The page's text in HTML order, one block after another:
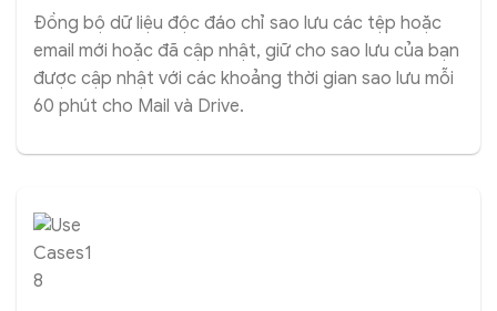
Đồng bộ dữ liệu độc đáo chỉ sao lưu các tệp hoặc
email mới hoặc đã cập nhật, giữ cho sao lưu của bạn
được cập nhật với các khoảng thời gian sao lưu mỗi
60 phút cho Mail và Drive.